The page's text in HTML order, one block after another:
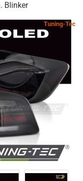
Blinker
Tuning-Tec